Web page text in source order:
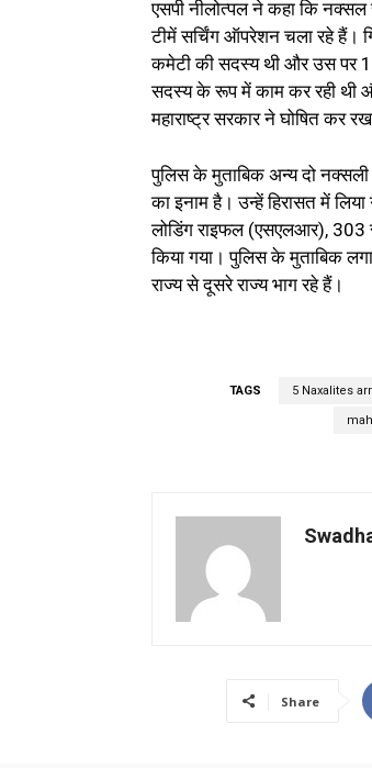
एसपी नीलोत्पल ने कहा कि नक्सल
टीमें सर्चिंग ऑपरेशन चला रहे हैं।
कमेटी की सदस्य थी और उस पर 16
सदस्य के रूप में काम कर रही थी
महाराष्ट्र सरकार ने घोषित कर
पुलिस के मुताबिक अन्य दो
का इनाम है। उन्हें हिरासत में
लोडिंग राइफल (एसएलआर), 303
किया गया। पुलिस के मुताबिक
राज्य से दूसरे राज्य भाग रहे हैं।
TAGS 5 Naxalites
Share